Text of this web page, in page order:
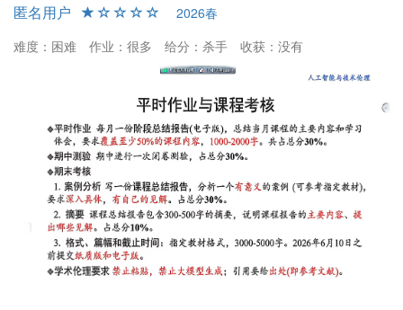
匿名用户
2026春
难度：困难
作业：很多 给分：杀手 收获：没有